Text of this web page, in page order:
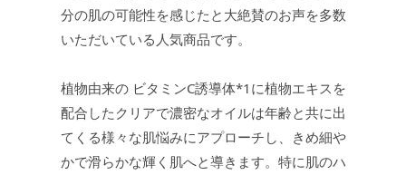
分の肌の可能性を感じたと大絶賛のお声を多数
いただいている人気商品です。
植物由来の ビタミンC誘導体*1に植物エキスを
配合したクリアで濃密なオイルは年齢と共に出
てくる様々な肌悩みにアプローチし、きめ細や
かで滑らかな輝く肌へと導きます。特に肌のハ